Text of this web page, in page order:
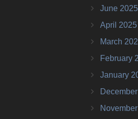
June 2025
April 2025
March
February
January